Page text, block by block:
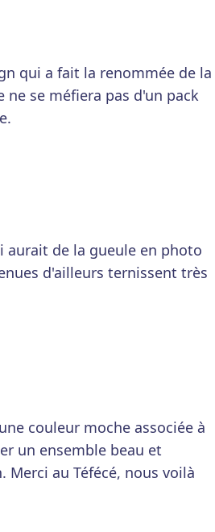
qui a fait la renommée de la
ne se méfiera pas d'un pack
aurait de la gueule en photo
d'ailleurs ternissent très
couleur moche associée à
un ensemble beau et
au Téfécé, nous voilà